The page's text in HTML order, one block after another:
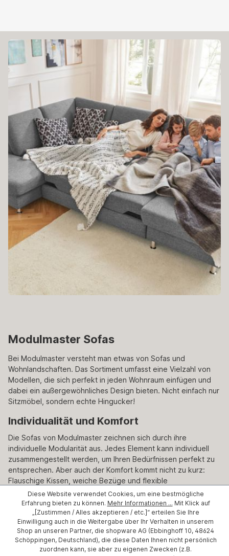
Modulmaster Sofas
Bei Modulmaster versteht man etwas von Sofas und
Wohnlandschaften. Das Sortiment umfasst eine Vielzahl von
Modellen, die sich perfekt in jeden Wohnraum einfügen und
dabei ein außergewöhnliches Design bieten. Nicht einfach nur
Sitzmöbel, sondern echte Hingucker!
Individualität und Komfort
Die Sofas von Modulmaster zeichnen sich durch ihre
individuelle Modularität aus. Jedes Element kann individuell
zusammengestellt werden, um Ihren Bedürfnissen perfekt zu
entsprechen. Aber auch der Komfort kommt nicht zu kurz:
Flauschige Kissen, weiche Bezüge und flexible
Moduleinstellungen sorgen dafür, dass Sie sich einfach
zurücklehnen und entspannen können.
Vielfältige Designs
Ob zeitloser Klassiker, trendiger Eyecatcher oder gemütliches
Familiensofa: Bei Modulmaster werden Sie fündig. Das breite
Diese Website verwendet Cookies, um eine bestmögliche
Erfahrung bieten zu können. Mehr Informationen ... Mit Klick auf
„[Zustimmen / Alles akzeptieren / etc.]“ erteilen Sie Ihre
Einwilligung auch in die Weitergabe über Ihr Verhalten in unserem
Shop an unseren Partner, die shopware AG (Ebbinghoff 10, 48624
Schöppingen, Deutschland), die diese Daten Ihnen nicht persönlich
zuordnen kann, sie aber zu eigenen Zwecken (z.B.